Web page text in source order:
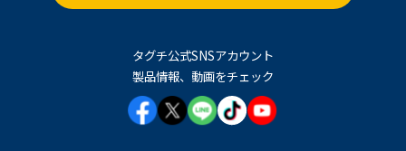
タグチ公式SNSアカウント
製品情報、動画をチェック